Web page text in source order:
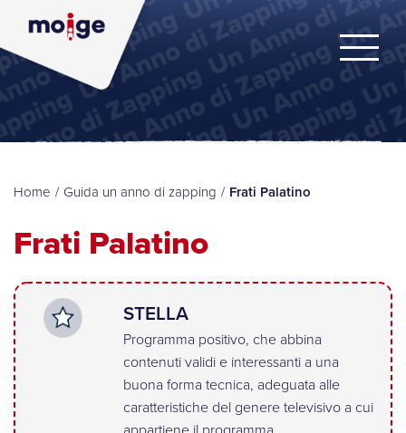
Home / Guida un anno di zapping / Frati Palatino
Frati Palatino
STELLA
Programma positivo, che abbina
contenuti validi e interessanti a una
buona forma tecnica, adeguata alle
caratteristiche del genere televisivo a cui